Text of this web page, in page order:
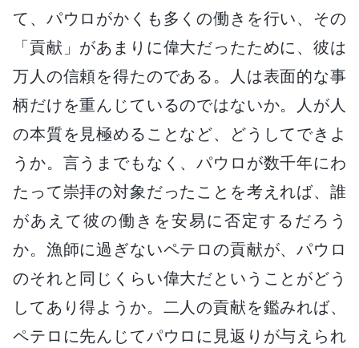
て、パウロがかくも多くの働きを行い、その
「貢献」があまりに偉大だったために、彼は
万人の信頼を得たのである。人は表面的な事
柄だけを重んじているのではないか。人が人
の本質を見極めることなど、どうしてできよ
うか。言うまでもなく、パウロが数千年にわ
たって崇拝の対象だったことを考えれば、誰
があえて彼の働きを安易に否定するだろう
か。漁師に過ぎないペテロの貢献が、パウロ
のそれと同じくらい偉大だということがどう
してあり得ようか。二人の貢献を鑑みれば、
ペテロに先んじてパウロに見返りが与えられ